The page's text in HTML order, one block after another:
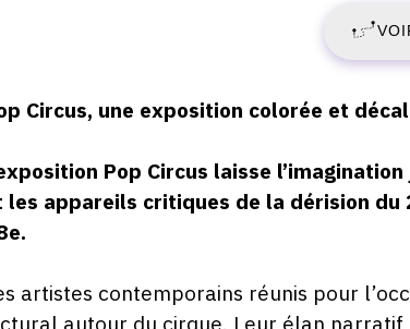
Cavé,
75018
Circus, une exposition colorée et
Pop Circus laisse
les appareils critiques de la dérision du
artistes contemporains réunis pour
autour du cirque. Leur élan